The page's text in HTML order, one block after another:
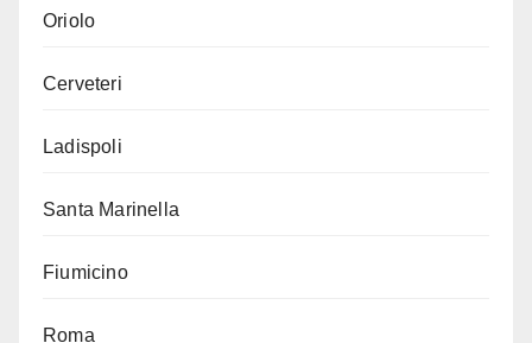
Oriolo
Cerveteri
Ladispoli
Santa Marinella
Fiumicino
Roma